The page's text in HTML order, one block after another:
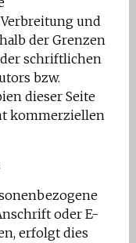
und
der Grenzen
schriftlichen
bzw.
dieser Seite
kommerziellen
oder E-
erfolgt dies